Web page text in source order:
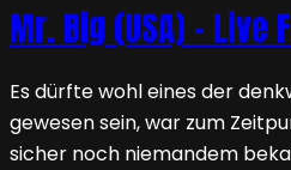
Mr. Big (USA) – Live
Es dürfte wohl eines der
gewesen sein, war zum
sicher noch niemandem